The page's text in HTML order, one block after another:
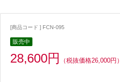
[商品コード ] FCN-095
販売中
28,600円 （税抜価格26,000円）